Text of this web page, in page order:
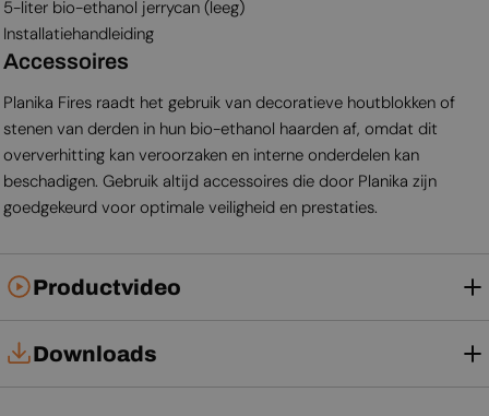
5-liter bio-ethanol jerrycan (leeg)
Installatiehandleiding
Accessoires
Planika Fires raadt het gebruik van decoratieve houtblokken of
stenen van derden in hun bio-ethanol haarden af, omdat dit
oververhitting kan veroorzaken en interne onderdelen kan
beschadigen. Gebruik altijd accessoires die door Planika zijn
goedgekeurd voor optimale veiligheid en prestaties.
Productvideo
Downloads